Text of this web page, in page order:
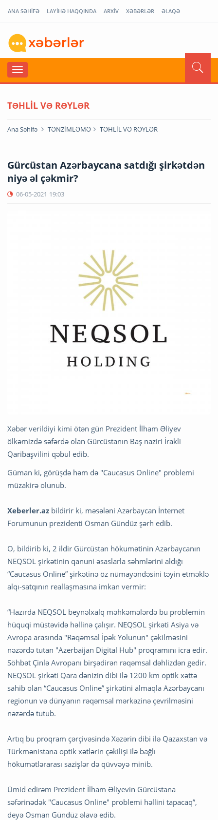
ANA SƏHİFƏ LAYİHƏ HAQQINDA ARXİV XƏBƏRLƏR ƏLAQƏ
TƏHLİL VƏ RƏYLƏR
Ana Səhifə TƏNZİMLƏMƏ TƏHLİL VƏ RƏYLƏR
Gürcüstan Azərbaycana satdığı şirkətdən
niyə əl çəkmir?
06-05-2021 19:03
Xəbər verildiyi kimi ötən gün Prezident İlham Əliyev
ölkəmizdə səfərdə olan Gürcüstanın Baş naziri İrakli
Qaribaşvilini qəbul edib.
Güman ki, görüşdə həm də "Caucasus Online" problemi
müzakirə olunub.
Xeberler.az bildirir ki, məsələni Azərbaycan İnternet
Forumunun prezidenti Osman Gündüz şərh edib.
O, bildirib ki, 2 ildir Gürcüstan hökumətinin Azərbaycanın
NEQSOL şirkətinin qanuni əsaslarla səhmlərini aldığı
“Caucasus Online” şirkətinə öz nümayəndəsini təyin etməklə
alqı-satqının reallaşmasına imkan vermir:
“Hazırda NEQSOL beynəlxalq məhkəmələrdə bu problemin
hüquqi müstəvidə həllinə çalışır. NEQSOL şirkəti Asiya və
Avropa arasında "Rəqəmsal İpək Yolunun" çəkilməsini
nəzərdə tutan "Azerbaijan Digital Hub" proqramını icra edir.
Söhbət Çinlə Avropanı birşədirən rəqəmsal dəhlizdən gedir.
NEQSOL şirkəti Qara dənizin dibi ilə 1200 km optik xəttə
sahib olan “Caucasus Online” şirkətini almaqla Azərbaycanı
regionun və dünyanın rəqəmsal mərkəzinə çevrilməsini
nəzərdə tutub.
Artıq bu proqram çərçivəsində Xəzərin dibi ilə Qazaxstan və
Türkmənistana optik xətlərin çəkilişi ilə bağlı
hökumətlərarası sazişlər də qüvvəyə minib.
Ümid edirəm Prezident İlham Əliyevin Gürcüstana
səfərinədək "Caucasus Online" problemi həllini tapacaq”,
deyə Osman Gündüz əlavə edib.